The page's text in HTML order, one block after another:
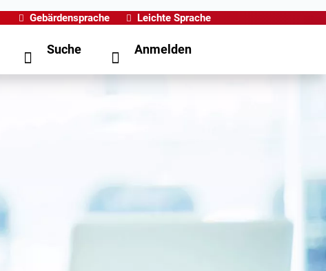
Gebärdensprache Leichte Sprache
Suche Anmelden